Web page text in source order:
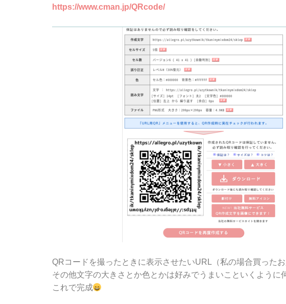
https://www.cman.jp/QRcode/
QRコードを撮ったときに表示させたいURL（私の場合買ったお
その他文字の大きさとか色とかは好みでうまいこといくように
これで完成